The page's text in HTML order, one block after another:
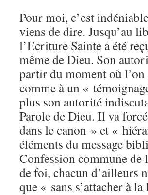
Pour moi, c’est
viens de dire. Jusqu’au
l’Ecriture Sainte a été
même de Dieu. Son
partir du moment où
comme à un «
plus son autorité
Parole de Dieu. Il va
dans le canon » et «
éléments du message
Confession commune
de foi, chacun d’ailleurs
que « sans s’attacher à